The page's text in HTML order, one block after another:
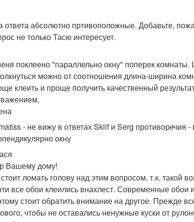
ответа абсолютно пртивоположные. Добавьте,
не только Тасю интересует.
поклеено "параллельно окну" поперек
можно от соотношения длина-ширина
клеить и проще получить качественный
- не вижу в ответах Sklif и Serg противоречия
окну
Вашему дому!
ломать голову над этим вопросом, т.к. такой
все обои клеились внахлест. Современные
стоит обратить внимание на другое. Прежде
чтобы не оставались ненужные куски от